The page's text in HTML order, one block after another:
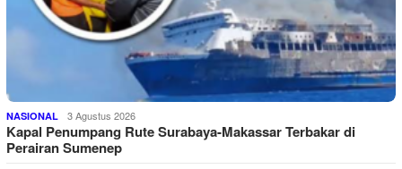
NASIONAL 3 Agustus 2026
Kapal Penumpang Rute Surabaya-Makassar Terbakar di
Perairan Sumenep